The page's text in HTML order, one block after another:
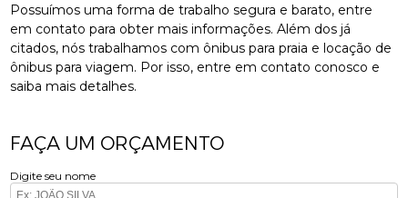
Possuímos uma forma de trabalho segura e barato, entre
em contato para obter mais informações. Além dos já
citados, nós trabalhamos com ônibus para praia e locação de
ônibus para viagem. Por isso, entre em contato conosco e
saiba mais detalhes.
FAÇA UM ORÇAMENTO
Digite seu nome